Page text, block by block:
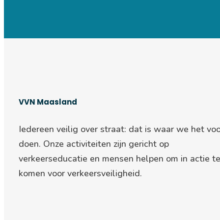
VVN Maasland
Iedereen veilig over straat: dat is waar we het
doen. Onze activiteiten zijn gericht op
verkeerseducatie en mensen helpen om in actie te
komen voor verkeersveiligheid.